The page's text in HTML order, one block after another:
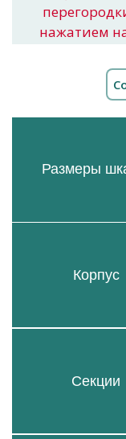
нажатием
Размеры
Корпус
Секции